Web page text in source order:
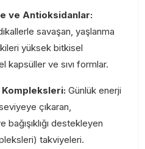
ve Antioksidanlar:
savaşan, yaşlanma
yüksek bitkisel
kapsüller ve sıvı formlar.
Günlük enerji
çıkaran,
bağışıklığı destekleyen
takviyeleri.